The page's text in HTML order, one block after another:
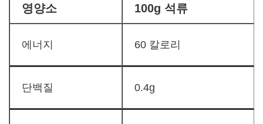
영양소 100g 석류
에너지 60 칼로리
단백질 0.4g